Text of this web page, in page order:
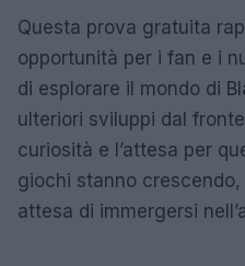
Questa prova gratuita
opportunità per i fan e i
di esplorare il mondo di
ulteriori sviluppi dal
curiosità e l’attesa per
giochi stanno
attesa di immergersi